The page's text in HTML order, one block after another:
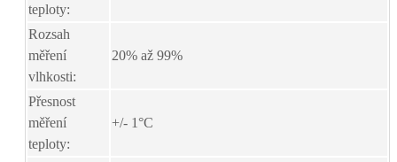
teploty:
Rozsah
měření
vlhkosti:
20% až 99%
Přesnost
měření
teploty:
+/- 1°C